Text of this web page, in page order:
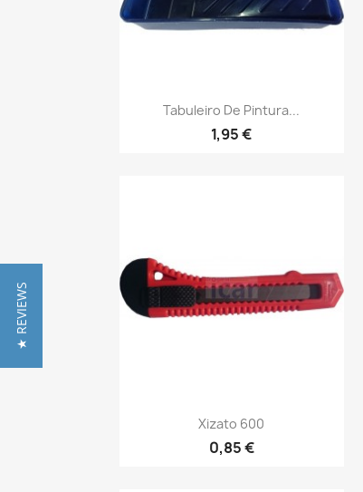
Tabuleiro De Pintura...
1,95 €
Vista rápida
Xizato 600
0,85 €
Vista rápida
★ REVIEWS